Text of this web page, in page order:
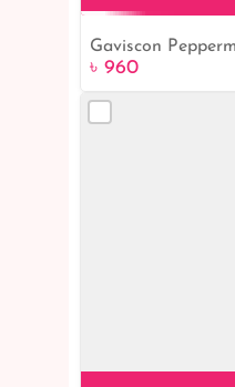
Gaviscon
৳ 960